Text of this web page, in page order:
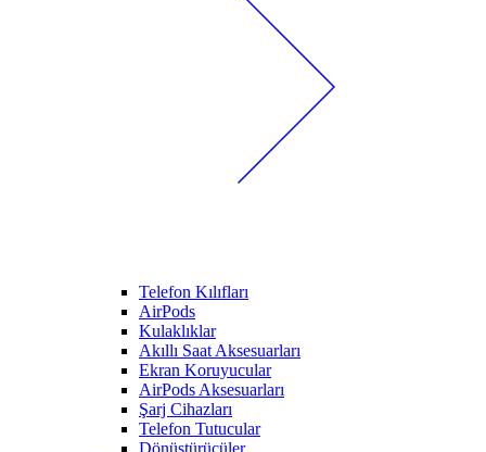
Telefon Kılıfları
AirPods
Kulaklıklar
Akıllı Saat Aksesuarları
Ekran Koruyucular
AirPods Aksesuarları
Şarj Cihazları
Telefon Tutucular
Dönüştürücüler